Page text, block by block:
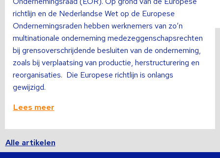
richtlijn en de Nederlandse Wet op de Europese
Ondernemingsraden hebben werknemers van zo’n
multinationale onderneming medezeggenschapsrechten
bij grensoverschrijdende besluiten van de onderneming,
zoals bij verplaatsing van productie, herstructurering en
reorganisaties. Die Europese richtlijn is onlangs
gewijzigd.
Lees meer
Alle artikelen